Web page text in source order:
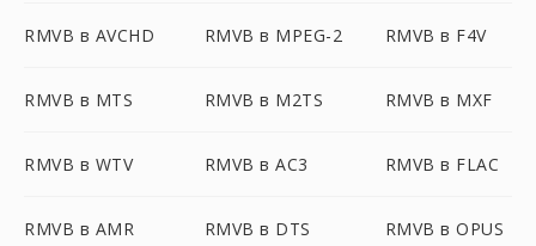
RMVB в AVCHD RMVB в MPEG-2 RMVB в F4V
RMVB в MTS RMVB в M2TS RMVB в MXF
RMVB в WTV RMVB в AC3 RMVB в FLAC
RMVB в AMR RMVB в DTS RMVB в OPUS